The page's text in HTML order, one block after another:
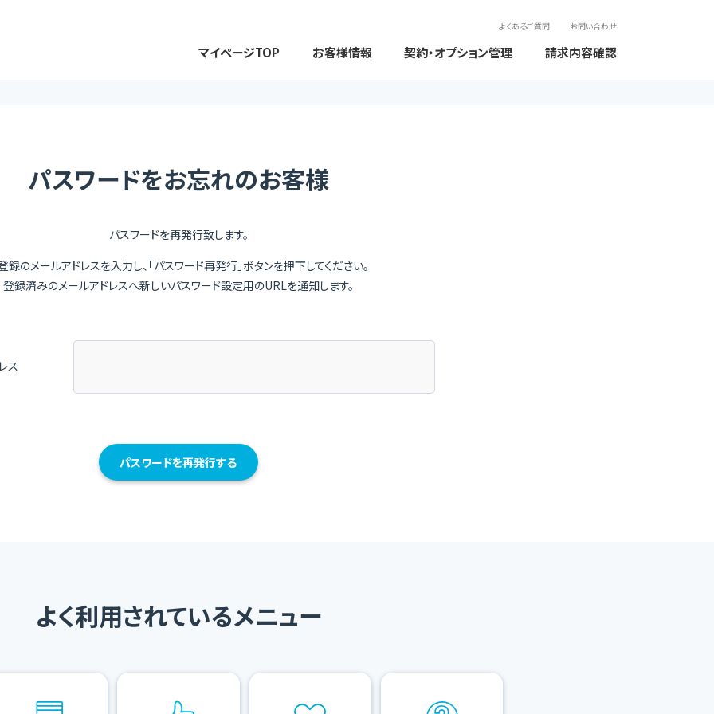
よくあるご質問 お問い合わせ
マイページTOP お客様情報 契約・オプション管理 請求内容確認
パスワードをお忘れのお客様
パスワードを再発行致します。
録のメールアドレスを入力し、 「パスワード再発行」ボタンを押下してください。
登録済みのメールアドレスへ新しいパスワード設定用のURLを通知します。
ス
パスワードを再発行する
よく利用されているメニュー